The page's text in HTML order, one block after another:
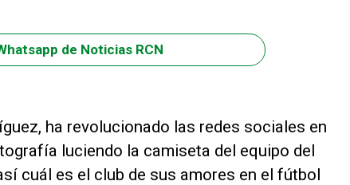
de Noticias RCN
ha revolucionado las redes sociales en
luciendo la camiseta del equipo del
cuál es el club de sus amores en el fútbol